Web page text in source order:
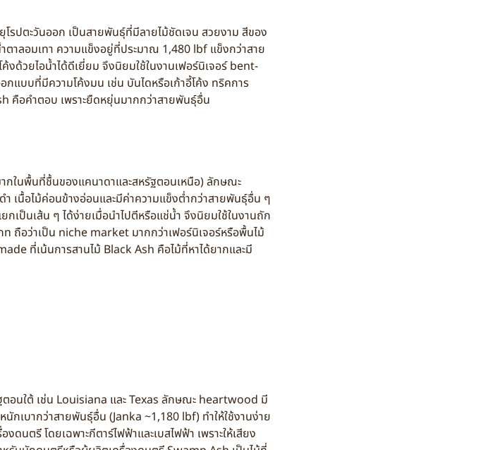
รปตะวันออก เป็นสายพันธุ์ที่มีลายไม้ชัดเจน สวยงาม สีของ
ลอมเทา ความแข็งอยู่ที่ประมาณ 1,480 lbf แข็งกว่าสาย
วยไอน้ำได้ดีเยี่ยม จึงนิยมใช้ในงานเฟอร์นิเจอร์ bent-
แบบที่มีความโค้งมน เช่น บันไดหรือเก้าอี้โค้ง ทริคการ
คือคำตอบ เพราะยืดหยุ่นมากกว่าสายพันธุ์อื่น
กในพื้นที่ชื้นของแคนาดาและสหรัฐตอนเหนือ) ลักษณะ
เนื้อไม้ค่อนข้างอ่อนและมีค่าความแข็งต่ำกว่าสายพันธุ์อื่น ๆ
เป็นเส้น ๆ ได้ง่ายเมื่อนำไปตีหรือแช่น้ำ จึงนิยมใช้ในงานถัก
ท ถือว่าเป็น niche market มากกว่าเฟอร์นิเจอร์หรือพื้นไม้
ที่เน้นการสานไม้ Black Ash คือไม้ที่หาได้ยากและมี
อนใต้ เช่น Louisiana และ Texas ลักษณะ heartwood มี
กเบากว่าสายพันธุ์อื่น (Janka ~1,180 lbf) ทำให้ใช้งานง่าย
ดนตรี โดยเฉพาะกีตาร์ไฟฟ้าและเบสไฟฟ้า เพราะให้เสียง